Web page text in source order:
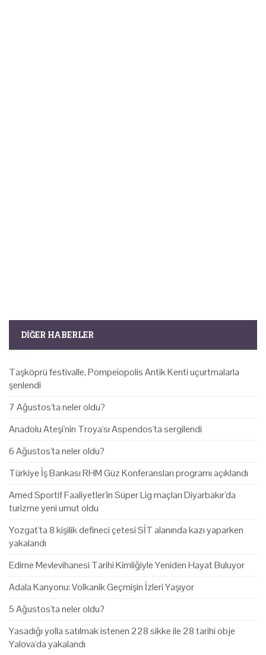
DIĞER HABERLER
Taşköprü festivalle, Pompeiopolis Antik Kenti uçurtmalarla
şenlendi
7 Ağustos'ta neler oldu?
Anadolu Ateşi'nin Troya'sı Aspendos'ta sergilendi
6 Ağustos'ta neler oldu?
Türkiye İş Bankası RHM Güz Konferansları programı açıklandı
Amed Sportif Faaliyetler'in Süper Lig maçları Diyarbakır'da
turizme yeni umut oldu
Yozgat'ta 8 kişilik defineci çetesi SİT alanında kazı yaparken
yakalandı
Edirne Mevlevihanesi Tarihi Kimliğiyle Yeniden Hayat Buluyor
Adala Kanyonu: Volkanik Geçmişin İzleri Yaşıyor
5 Ağustos'ta neler oldu?
Yasadığı yolla satılmak istenen 228 sikke ile 28 tarihi obje
Yalova'da yakalandı